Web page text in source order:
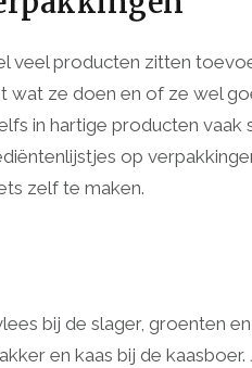
veel producten zitten
wat ze doen en of ze wel
in hartige producten vaak
op
zelf te maken.
bij de slager, groenten
en kaas bij de